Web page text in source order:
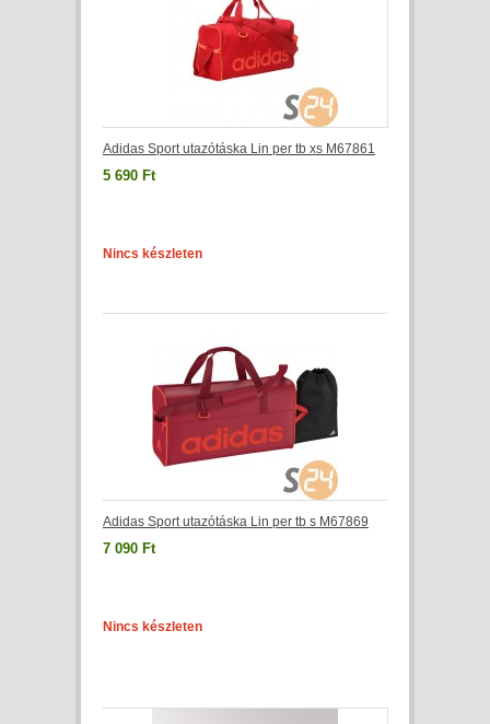
Adidas Sport utazótáska Lin per tb xs M67861
5 690 Ft
Nincs készleten
Adidas Sport utazótáska Lin per tb s M67869
7 090 Ft
Nincs készleten